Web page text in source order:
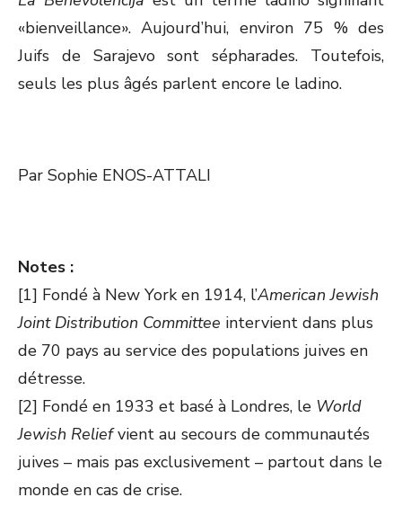
«bienveillance». Aujourd’hui, environ 75 % des
Juifs de Sarajevo sont sépharades. Toutefois,
seuls les plus âgés parlent encore le ladino.
Par Sophie ENOS-ATTALI
Notes :
[1] Fondé à New York en 1914, l’American Jewish
Joint Distribution Committee intervient dans plus
de 70 pays au service des populations juives en
détresse.
[2] Fondé en 1933 et basé à Londres, le World
Jewish Reliefvient au secours de communautés
juives – mais pas exclusivement – partout dans le
monde en cas de crise.